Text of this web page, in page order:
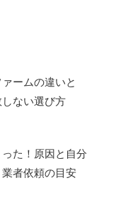
ームの違いと
ない選び方
った！原因と自分
者依頼の目安